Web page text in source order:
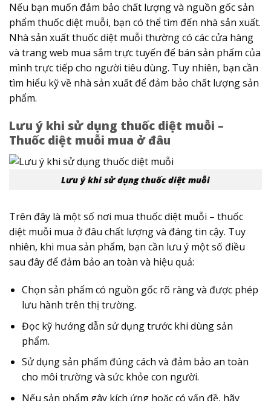
Nếu bạn muốn đảm bảo chất lượng và nguồn gốc sản
phẩm thuốc diệt muỗi, bạn có thể tìm đến nhà sản xuất.
Nhà sản xuất thuốc diệt muỗi thường có các cửa hàng
và trang web mua sắm trực tuyến để bán sản phẩm của
mình trực tiếp cho người tiêu dùng. Tuy nhiên, bạn cần
tìm hiểu kỹ về nhà sản xuất để đảm bảo chất lượng sản
phẩm.
Lưu ý khi sử dụng thuốc diệt muỗi –
Thuốc diệt muỗi mua ở đâu
Lưu ý khi sử dụng thuốc diệt muỗi
Trên đây là một số nơi mua thuốc diệt muỗi – thuốc
diệt muỗi mua ở đâu chất lượng và đáng tin cậy. Tuy
nhiên, khi mua sản phẩm, bạn cần lưu ý một số điều
sau đây để đảm bảo an toàn và hiệu quả:
Chọn sản phẩm có nguồn gốc rõ ràng và được phép
lưu hành trên thị trường.
Đọc kỹ hướng dẫn sử dụng trước khi dùng sản
phẩm.
Sử dụng sản phẩm đúng cách và đảm bảo an toàn
cho môi trường và sức khỏe con người.
Nếu sản phẩm gây kích ứng hoặc có vấn đề, hãy